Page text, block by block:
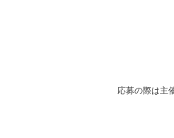
応募の際は主